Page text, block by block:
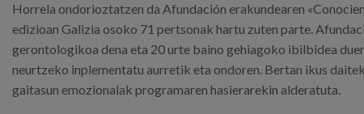
Horrela ondorioztatzen da Afundación erakundearen
edizioan Galizia osoko 71 pertsonak hartu zuten parte.
gerontologikoa dena eta 20 urte baino gehiagoko ibilbidea
neurtzeko inplementatu aurretik eta ondoren. Bertan ikus
gaitasun emozionalak programaren hasierarekin alderatuta.